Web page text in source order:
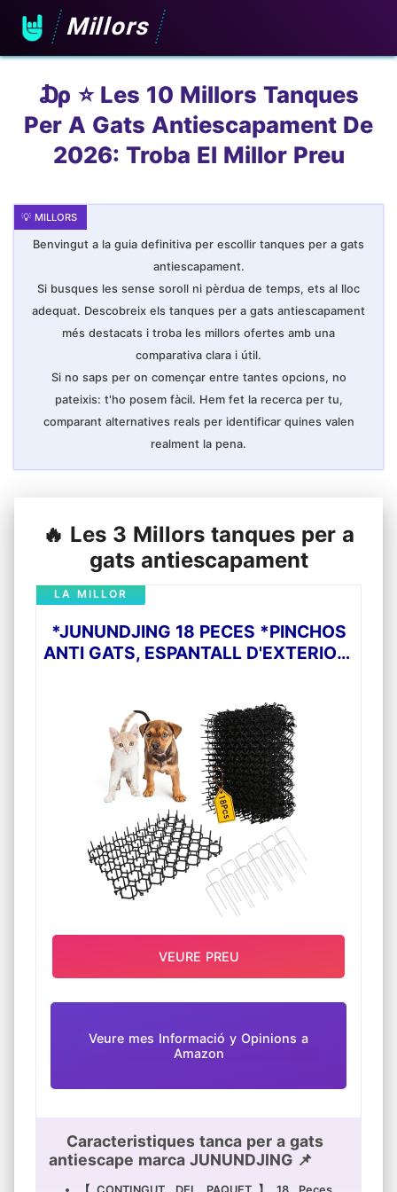
Millors
₯ ⭐️ Les 10 Millors Tanques
Per A Gats Antiescapament De
2026: Troba El Millor Preu
Benvingut a la guia definitiva per escollir tanques per a gats
antiescapament.
Si busques les sense soroll ni pèrdua de temps, ets al lloc
adequat. Descobreix els tanques per a gats antiescapament
més destacats i troba les millors ofertes amb una
comparativa clara i útil.
Si no saps per on començar entre tantes opcions, no
pateixis: t'ho posem fàcil. Hem fet la recerca per tu,
comparant alternatives reals per identificar quines valen
realment la pena.
🔥 Les 3 Millors tanques per a
gats antiescapament
*JUNUNDJING 18 PECES *PINCHOS
ANTI GATS, ESPANTALL D'EXTERIOR,
LA MILLOR
Veure mes Informació y Opinions a
Amazon
Caracteristiques tanca per a gats
antiescape marca JUNUNDJING 📌
VEURE PREU